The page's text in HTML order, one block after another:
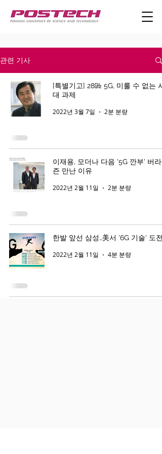
관련 기사
[특별기고] 28㎓ 5G, 미룰 수 없는 시
대 과제
2022년 3월 7일 2분 분량
이재용, 모더나 다음 '5G 깐부' 버라
즌 만난 이유
2022년 2월 11일 2분 분량
한발 앞선 삼성…美서 '6G 기술' 도전
2022년 2월 11일 4분 분량